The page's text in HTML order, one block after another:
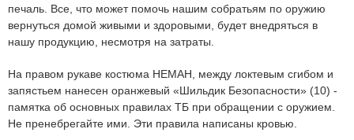
печаль. Все, что может помочь нашим собратьям по оружию
вернуться домой живыми и здоровыми, будет внедряться в
нашу продукцию, несмотря на затраты.
На правом рукаве костюма НЕМАН, между локтевым сгибом и
запястьем нанесен оранжевый «Шильдик Безопасности» (10) -
памятка об основных правилах ТБ при обращении с оружием.
Не пренебрегайте ими. Эти правила написаны кровью.